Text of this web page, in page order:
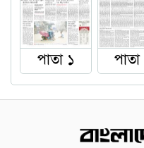
পাতা ১